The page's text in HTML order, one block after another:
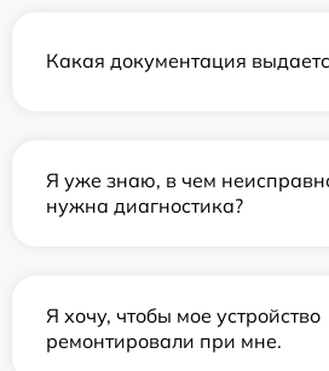
Какая документация
Я уже знаю, в чем
нужна диагностика?
Я хочу, чтобы мое устройство
ремонтировали при мне.